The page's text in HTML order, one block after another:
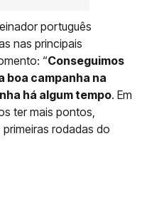
português
nas principais
“Conseguimos
boa campanha na
há algum tempo. Em
ter mais pontos,
rodadas do